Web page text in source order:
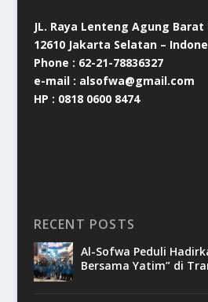
JL. Raya Lenteng Agung Barat
12610 Jakarta Selatan –
Phone : 62-21-78836327
e-mail : alsofwa@gmail.com
HP : 0818 0600 8474
RECENT POSTS
Al-Sofwa Peduli
Bersama Yatim” di